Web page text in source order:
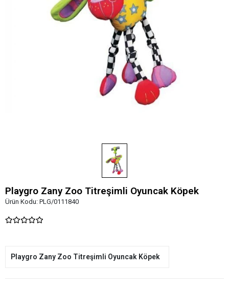
Playgro Zany Zoo Titreşimli Oyuncak Köpek
Ürün Kodu: PLG/0111840
Playgro Zany Zoo Titreşimli Oyuncak Köpek